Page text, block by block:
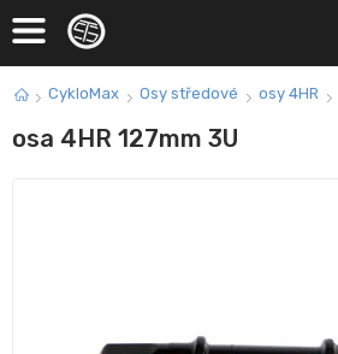
CykloMax Osy středové osy 4HR
osa 4HR 127mm 3U